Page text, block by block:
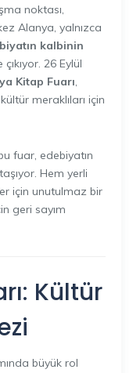
noktası,
Alanya, yalnızca
kalbinin
26 Eylül
Kitap Fuarı
meraklıları için
fuar, edebiyatın
Hem yerli
için unutulmaz bir
geri sayım
Kültür
büyük rol